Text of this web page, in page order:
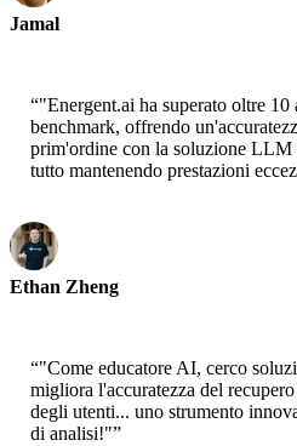
Jamal
“"Energent.ai ha superato oltre
benchmark, offrendo
prim'ordine con la soluzione
tutto mantenendo prestazioni
Ethan Zheng
“"Come educatore AI, cerco
migliora l'accuratezza del
degli utenti... uno strumento
di analisi!"”